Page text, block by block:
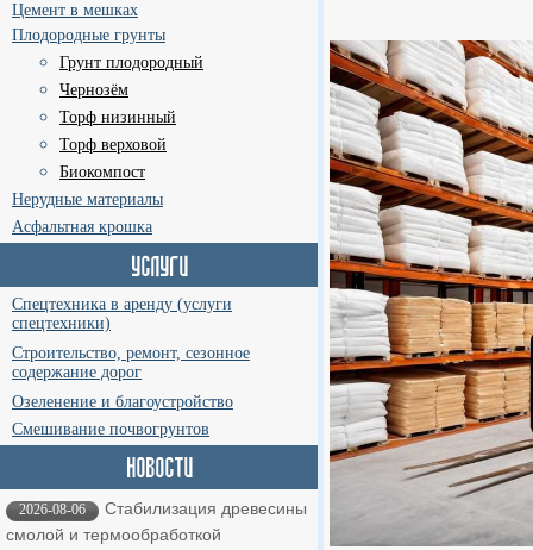
Цемент в мешках
Плодородные грунты
Грунт плодородный
Чернозём
Торф низинный
Торф верховой
Биокомпост
Нерудные материалы
Асфальтная крошка
Спецтехника в аренду (услуги
спецтехники)
Строительство, ремонт, сезонное
содержание дорог
Озеленение и благоустройство
Смешивание почвогрунтов
2026-08-06
Стабилизация древесины
смолой и термообработкой ​